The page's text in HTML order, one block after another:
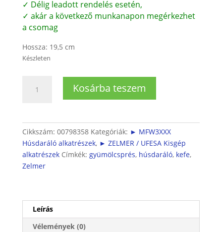
✓ Délig leadott rendelés esetén,
✓ akár a következő munkanapon megérkezhet
a csomag
Hossza: 19,5 cm
Készleten
húsdarálóhoz
mennyiség
Kosárba teszem
Cikkszám: 00798358 Kategóriák: ► MFW3XXX
Húsdaráló alkatrészek, ► ZELMER / UFESA Kisgép
alkatrészek Címkék: gyümölcsprés, húsdaráló, kefe,
Zelmer
Leírás
Vélemények (0)